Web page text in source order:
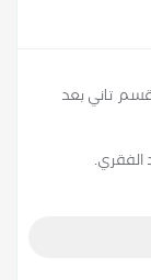
قسم تاني بعد
الفقري.